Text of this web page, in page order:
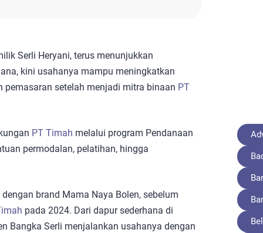
Serli Heryani, terus menunjukkan
kini usahanya mampu meningkatkan
setelah menjadi mitra binaan PT
PT Timah melalui program Pendanaan
permodalan, pelatihan, hingga
brand Mama Naya Bolen, sebelum
pada 2024. Dari dapur sederhana di
Bangka Serli menjalankan usahanya dengan